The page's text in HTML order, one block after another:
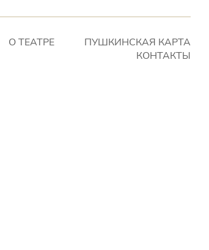
О ТЕАТРЕ
ПУШКИНСКАЯ КАРТА
КОНТАКТЫ